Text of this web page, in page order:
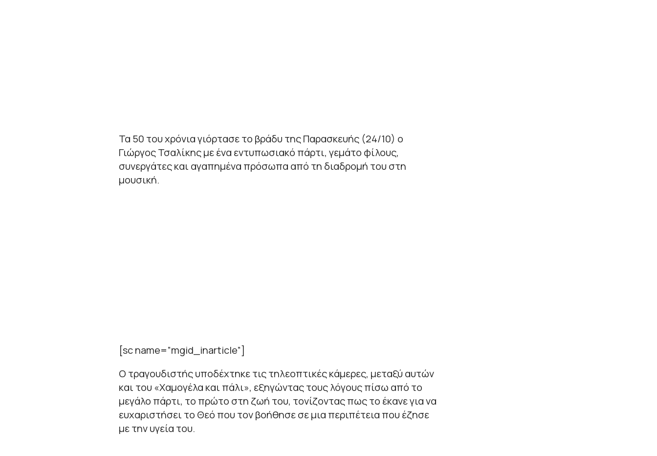
Τα 50 του χρόνια γιόρτασε το βράδυ της Παρασκευής (24/10) ο
Γιώργος Τσαλίκης με ένα εντυπωσιακό πάρτι, γεμάτο φίλους,
συνεργάτες και αγαπημένα πρόσωπα από τη διαδρομή του στη
μουσική.
[sc name=”mgid_inarticle”]
Ο τραγουδιστής υποδέχτηκε τις τηλεοπτικές κάμερες, μεταξύ αυτών
και του «Χαμογέλα και πάλι», εξηγώντας τους λόγους πίσω από το
μεγάλο πάρτι, το πρώτο στη ζωή του, τονίζοντας πως το έκανε για να
ευχαριστήσει το Θεό που τον βοήθησε σε μια περιπέτεια που έζησε
με την υγεία του.